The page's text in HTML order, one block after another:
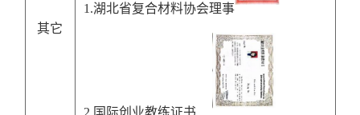
其它
1.湖北省复合材料协会理事
2. 国际创业教练证书